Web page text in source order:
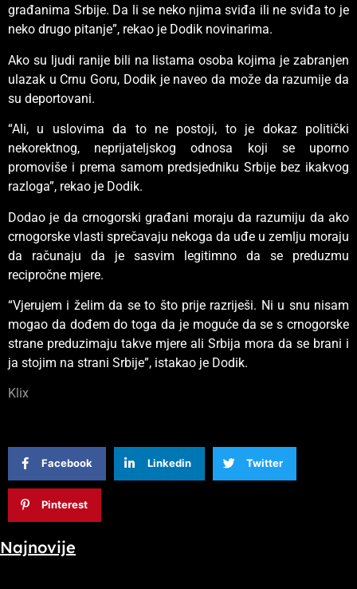
građanima Srbije. Da li se neko njima sviđa ili ne sviđa to je
neko drugo pitanje”, rekao je Dodik novinarima.
Ako su ljudi ranije bili na listama osoba kojima je zabranjen
ulazak u Crnu Goru, Dodik je naveo da može da razumije da
su deportovani.
“Ali, u uslovima da to ne postoji, to je dokaz politički
nekorektnog, neprijateljskog odnosa koji se uporno
promoviše i prema samom predsjedniku Srbije bez ikakvog
razloga”, rekao je Dodik.
Dodao je da crnogorski građani moraju da razumiju da ako
crnogorske vlasti sprečavaju nekoga da uđe u zemlju moraju
da računaju da je sasvim legitimno da se preduzmu
recipročne mjere.
“Vjerujem i želim da se to što prije razriješi. Ni u snu nisam
mogao da dođem do toga da je moguće da se s crnogorske
strane preduzimaju takve mjere ali Srbija mora da se brani i
ja stojim na strani Srbije”, istakao je Dodik.
Klix
Facebook Linkedin Twitter
Pinterest
Najnovije